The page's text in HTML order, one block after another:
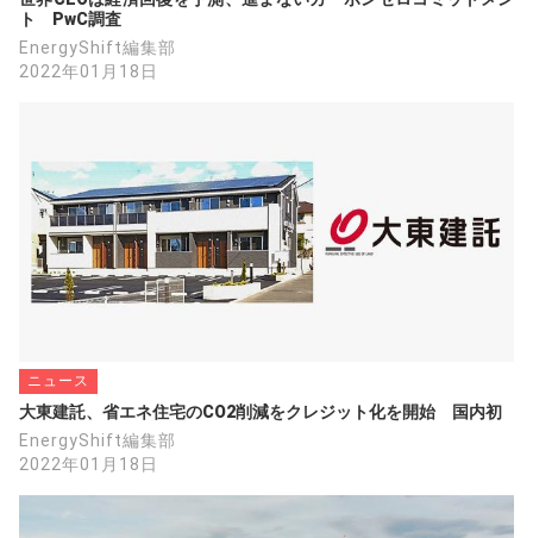
ト　PwC調査
EnergyShift編集部
2022年01月18日
ニュース
大東建託、省エネ住宅のCO2削減をクレジット化を開始　国内初
EnergyShift編集部
2022年01月18日